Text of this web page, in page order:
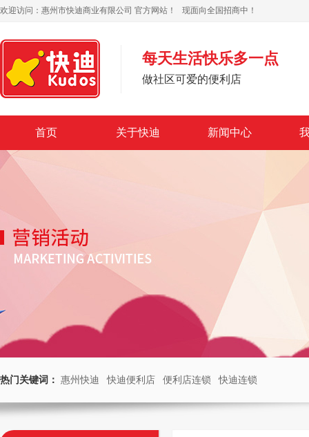
欢迎访问： 惠州市快迪商业有限公司 官方网站！ 现面向全国招商中！
每天生活快乐多一点
做社区可爱的便利店
首页 关于快迪 新闻中心
热门关键词： 惠州快迪 快迪便利店 便利店连锁 快迪连锁